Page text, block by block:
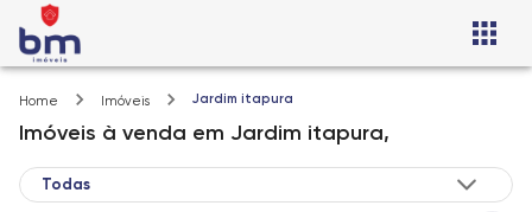
Home Imóveis Jardim itapura
Imóveis à venda em Jardim itapura,